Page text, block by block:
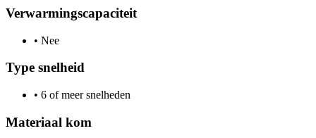
Verwarmingscapaciteit
• Nee
Type snelheid
• 6 of meer snelheden
Materiaal kom